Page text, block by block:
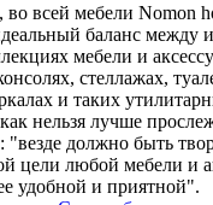
всей мебели Nomon
баланс между
мебели и
стеллажах,
и таких
нельзя лучше
должно быть
цели любой мебели и
удобной и приятной".